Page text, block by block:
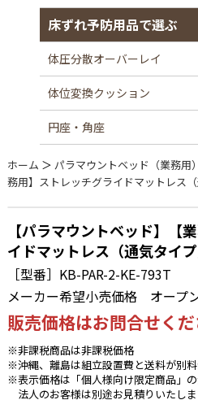
床ずれ予防用品で選ぶ
体圧分散オーバーレイ
体位変換クッション
円座・角座
ホーム ＞ パラマウントベッド（業務用）
務用】ストレッチグライドマットレス
【パラマウントベッド】【
イドマットレス（通気タイ
［型番］KB-PAR-2-KE-793T
メーカー希望小売価格
オープ
販売価格はお問合せく
※非課税商品は非課税価格
※沖縄、離島は組立設置費と送料が別料
※表示価格は「個人様向け限定商品」の
法人のお客様は別途お見積りいたし